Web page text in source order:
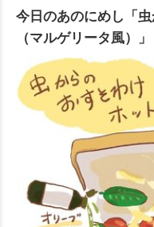
今日のあのにめし「
（マルゲリータ風）」